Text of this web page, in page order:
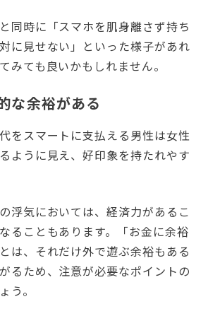
同時に「スマホを肌身離さず持ち
に見せない」といった様子があれ
みても良いかもしれません。
な余裕がある
をスマートに支払える男性は女性
ように見え、好印象を持たれやす
浮気においては、経済力があるこ
ることもあります。「お金に余裕
は、それだけ外で遊ぶ余裕もある
るため、注意が必要なポイントの
う。